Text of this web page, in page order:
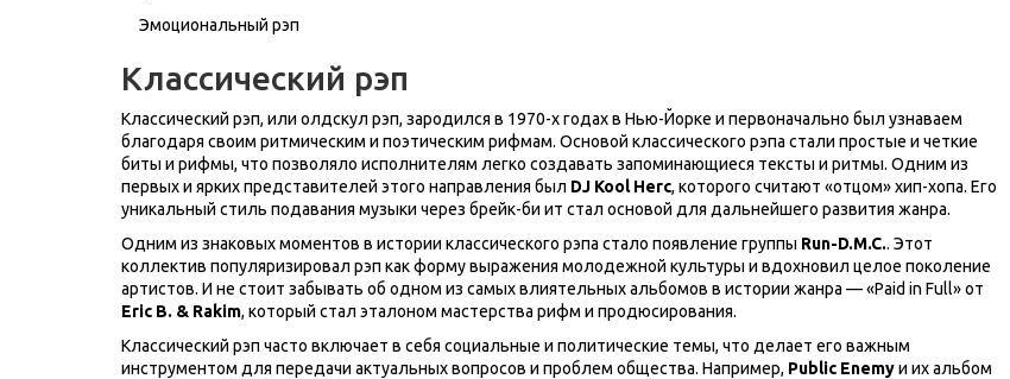
Эмоциональный рэп
Классический рэп
Классический рэп, или олдскул рэп, зародился в 1970-х годах в Нью-Йорке и первоначально был узнаваем
благодаря своим ритмическим и поэтическим рифмам. Основой классического рэпа стали простые и четкие
биты и рифмы, что позволяло исполнителям легко создавать запоминающиеся тексты и ритмы. Одним из
первых и ярких представителей этого направления был DJ Kool Herc, которого считают «отцом» хип-хопа. Его
уникальный стиль подавания музыки через брейк-би ит стал основой для дальнейшего развития жанра.
Одним из знаковых моментов в истории классического рэпа стало появление группы Run-D.M.C.. Этот
коллектив популяризировал рэп как форму выражения молодежной культуры и вдохновил целое поколение
артистов. И не стоит забывать об одном из самых влиятельных альбомов в истории жанра — «Paid in Full» от
Eric B. & Rakim, который стал эталоном мастерства рифм и продюсирования.
Классический рэп часто включает в себя социальные и политические темы, что делает его важным
инструментом для передачи актуальных вопросов и проблем общества. Например, Public Enemyи их альбом